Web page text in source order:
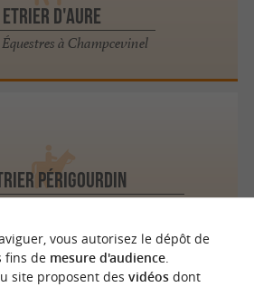
Etrier d'Aure
à Champcevinel
Périgourdin
vous autorisez le dépôt de
fins de mesure d'audience.
site proposent des vidéosdont